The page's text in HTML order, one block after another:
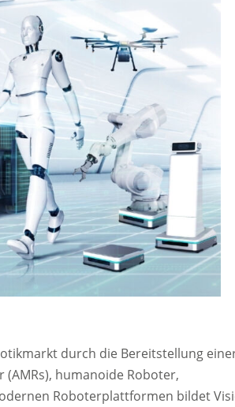
durch die Bereitstellung
humanoide Roboter,
Roboterplattformen bildet